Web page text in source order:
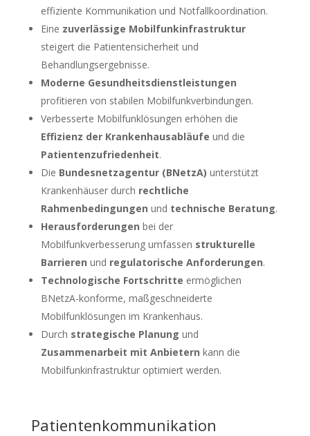
effiziente Kommunikation und Notfallkoordination.
Eine zuverlässige Mobilfunkinfrastruktur
steigert die Patientensicherheit und
Behandlungsergebnisse.
Moderne Gesundheitsdienstleistungen
profitieren von stabilen Mobilfunkverbindungen.
Verbesserte Mobilfunklösungen erhöhen die
Effizienz der Krankenhausabläufe und die
Patientenzufriedenheit.
Die Bundesnetzagentur (BNetzA) unterstützt
Krankenhäuser durch rechtliche
Rahmenbedingungen und technische Beratung.
Herausforderungen bei der
Mobilfunkverbesserung umfassen strukturelle
Barrieren und regulatorische Anforderungen.
Technologische Fortschritte ermöglichen
BNetzA-konforme, maßgeschneiderte
Mobilfunklösungen im Krankenhaus.
Durch strategische Planung und
Zusammenarbeit mit Anbietern kann die
Mobilfunkinfrastruktur optimiert werden.
Patientenkommunikation